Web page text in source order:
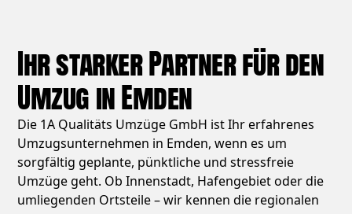
Ihr starker Partner für den
Umzug in Emden
Die 1A Qualitäts Umzüge GmbH ist Ihr erfahrenes
Umzugsunternehmen in Emden, wenn es um
sorgfältig geplante, pünktliche und stressfreie
Umzüge geht. Ob Innenstadt, Hafengebiet oder die
umliegenden Ortsteile – wir kennen die regionalen